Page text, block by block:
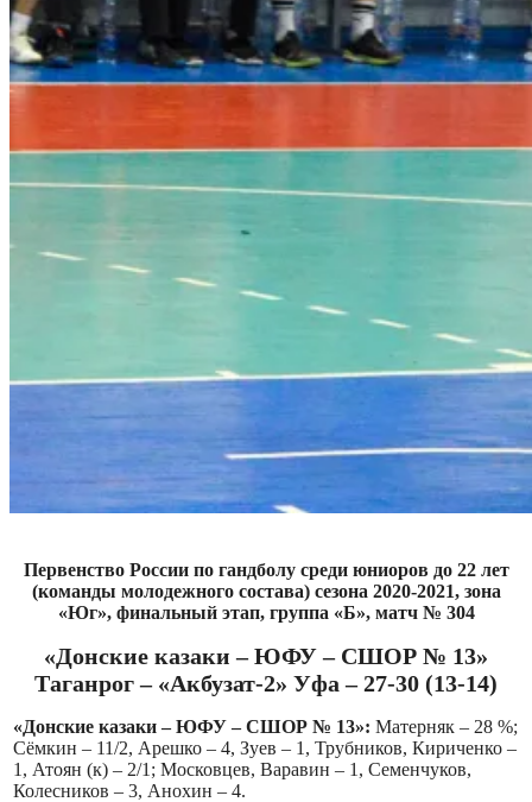
Первенство России по гандболу среди юниоров до 22 лет
(команды молодежного состава) сезона 2020-2021, зона
«Юг», финальный этап, группа «Б», матч № 304
«Донские казаки – ЮФУ – СШОР № 13»
Таганрог – «Акбузат-2» Уфа – 27-30 (13-14)
«Донские казаки – ЮФУ – СШОР № 13»: Матерняк – 28 %;
Сёмкин – 11/2, Арешко – 4, Зуев – 1, Трубников, Кириченко –
1, Атоян (к) – 2/1; Московцев, Варавин – 1, Семенчуков,
Колесников – 3, Анохин – 4.